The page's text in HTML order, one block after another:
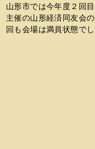
山形市では今年度２回
主催の山形経済同友会
回も会場は満員状態で